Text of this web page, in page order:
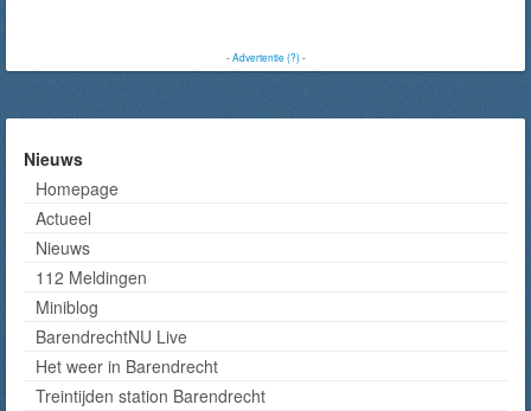
-Advertentie (?)-
Nieuws
Homepage
Actueel
Nieuws
112 Meldingen
Miniblog
BarendrechtNU Live
Het weer in Barendrecht
Treintijden station Barendrecht